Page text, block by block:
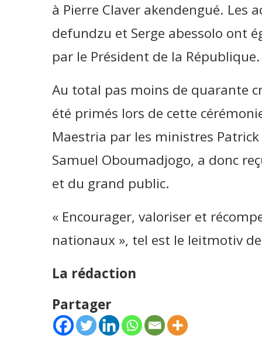
à Pierre Claver akendengué. Les
defundzu et Serge abessolo ont
par le Président de la République.
Au total pas moins de quarante
été primés lors de cette
Maestria par les ministres
Samuel Oboumadjogo, a donc
et du grand public.
« Encourager, valoriser et
nationaux », tel est le leitmotiv
La rédaction
Partager